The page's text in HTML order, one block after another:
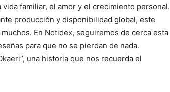
familiar, el amor y el crecimiento personal.
producción y disponibilidad global, este
En Notidex, seguiremos de cerca esta
para que no se pierdan de nada.
una historia que nos recuerda el